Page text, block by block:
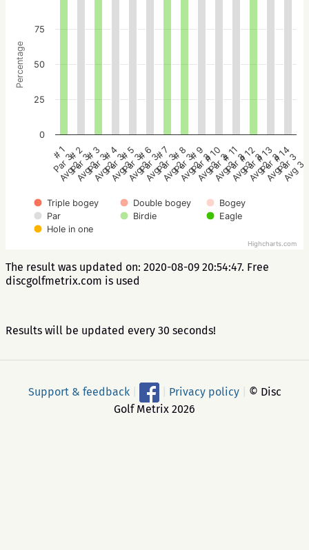
Percentage
Triple bogey Double bogey
Bogey
Par
Birdie
Eagle
Hole in one
# 1
Par 3
Avg 2
# 2
Par 3
Avg 3
# 3
Par 3
Avg 2
# 4
Par 3
Avg 3
# 5
Par 3
Avg 3
# 6
Par 3
Avg 3
# 7
Par 3
Avg 2
# 8
Par 3
Avg 2
# 9
Par 3
Avg 3
# 10
Par 3
Avg 3
# 11
Par 3
Avg 3
# 12
Par 3
Avg 2
# 13
Par 3
Avg 3
# 14
Par 3
Avg 3
0
25
50
75
Highcharts.com
The result was updated on: 2020-08-09 20:54:47. Free
discgolfmetrix.com is used
Results will be updated every 30 seconds!
Support & feedback Privacy policy
© Disc
Golf Metrix 2026